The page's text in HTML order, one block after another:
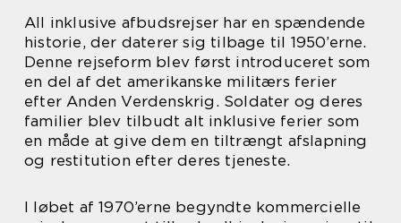
All inklusive afbudsrejser har en spændende
historie, der daterer sig tilbage til 1950’erne.
Denne rejseform blev først introduceret som
en del af det amerikanske militærs ferier
efter Anden Verdenskrig. Soldater og deres
familier blev tilbudt alt inklusive ferier som
en måde at give dem en tiltrængt afslapning
og restitution efter deres tjeneste.
I løbet af 1970’erne begyndte kommercielle